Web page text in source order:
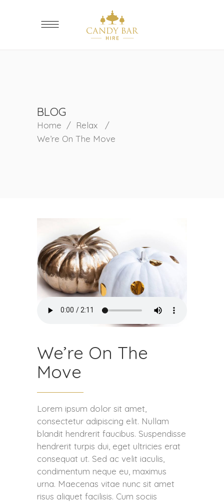
BLOG
Home / Relax
/
We’re On The Move
We’re On The
Move
Lorem ipsum dolor sit amet,
consectetur adipiscing elit. Nullam
blandit hendrerit faucibus. Suspendisse
hendrerit turpis dui, eget ultricies erat
consequat ut. Sed ac velit iaculis,
condimentum neque eu, maximus
urna. Maecenas vitae nunc sit amet
risus aliquet facilisis. Cum sociis